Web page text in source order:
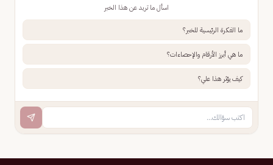
اسأل ما تريد عن هذا الخبر
ما الفكرة الرئيسية للخبر؟
ما هي أبرز الأرقام والإحصاءات؟
كيف يؤثر هذا علي؟